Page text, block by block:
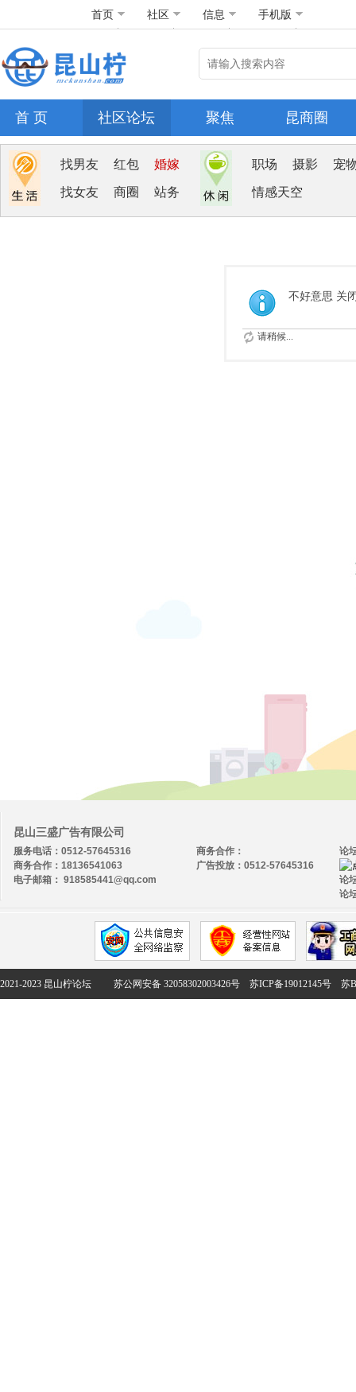
首页 社区 信息 手机版
首 页 社区论坛 聚焦 昆商圈
找男友 红包 婚嫁
找女友 商圈 站务
职场 摄影 宠
情感天空
不好意思 关
请稍候...
昆山三盛广告有限公司
服务电话：0512-57645316
商务合作：18136541063
电子邮箱： 918585441@qq.com
论
论
论
商务合作：
广告投放：0512-57645316
2021-2023 昆山柠论坛 苏公网安备 32058302003426号 苏ICP备19012145号 苏